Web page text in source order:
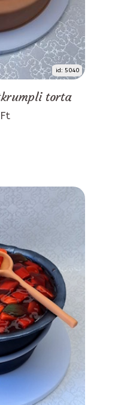
id: 5040
torta